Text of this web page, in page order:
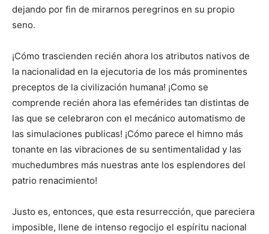
dejando por fin de mirarnos peregrinos en su propio
seno.
¡Cómo trascienden recién ahora los atributos nativos de
la nacionalidad en la ejecutoria de los más prominentes
preceptos de la civilización humana! ¡Como se
comprende recién ahora las efemérides tan distintas de
las que se celebraron con el mecánico automatismo de
las simulaciones publicas! ¡Cómo parece el himno más
tonante en las vibraciones de su sentimentalidad y las
muchedumbres más nuestras ante los esplendores del
patrio renacimiento!
Justo es, entonces, que esta resurrección, que pareciera
imposible, llene de intenso regocijo el espíritu nacional